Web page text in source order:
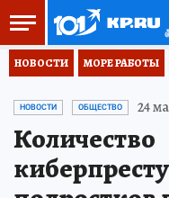
НОВОСТИ МОРЕ РАБОТЫ
НОВОСТИ ОБЩЕСТВО 24
Количество